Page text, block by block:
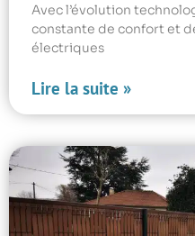
Avec l’évolution
constante de confort et
électriques
Lire la suite »